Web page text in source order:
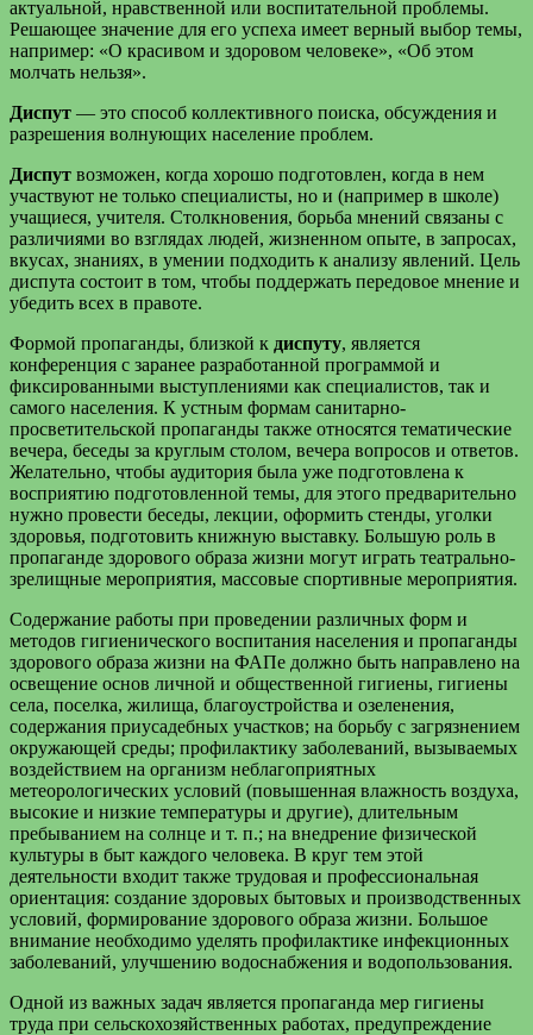
актуальной, нравственной или воспитательной проблемы.
Решающее значение для его успеха имеет верный выбор темы,
например: «О красивом и здоровом человеке», «Об этом
молчать нельзя».
Диспут — это способ коллективного поиска, обсуждения и
разрешения волнующих население проблем.
Диспут возможен, когда хорошо подготовлен, когда в нем
участвуют не только специалисты, но и (например в школе)
учащиеся, учителя. Столкновения, борьба мнений связаны с
различиями во взглядах людей, жизненном опыте, в запросах,
вкусах, знаниях, в умении подходить к анализу явлений. Цель
диспута состоит в том, чтобы поддержать передовое мнение и
убедить всех в правоте.
Формой пропаганды, близкой к диспуту, является
конференция с заранее разработанной программой и
фиксированными выступлениями как специалистов, так и
самого населения. К устным формам санитарно-
просветительской пропаганды также относятся тематические
вечера, беседы за круглым столом, вечера вопросов и ответов.
Желательно, чтобы аудитория была уже подготовлена к
восприятию подготовленной темы, для этого предварительно
нужно провести беседы, лекции, оформить стенды, уголки
здоровья, подготовить книжную выставку. Большую роль в
пропаганде здорового образа жизни могут играть театрально-
зрелищные мероприятия, массовые спортивные мероприятия.
Содержание работы при проведении различных форм и
методов гигиенического воспитания населения и пропаганды
здорового образа жизни на ФАПе должно быть направлено на
освещение основ личной и общественной гигиены, гигиены
села, поселка, жилища, благоустройства и озеленения,
содержания приусадебных участков; на борьбу с загрязнением
окружающей среды; профилактику заболеваний, вызываемых
воздействием на организм неблагоприятных
метеорологических условий (повышенная влажность воздуха,
высокие и низкие температуры и другие), длительным
пребыванием на солнце и т. п.; на внедрение физической
культуры в быт каждого человека. В круг тем этой
деятельности входит также трудовая и профессиональная
ориентация: создание здоровых бытовых и производственных
условий, формирование здорового образа жизни. Большое
внимание необходимо уделять профилактике инфекционных
заболеваний, улучшению водоснабжения и водопользования.
Одной из важных задач является пропаганда мер гигиены
труда при сельскохозяйственных работах, предупреждение